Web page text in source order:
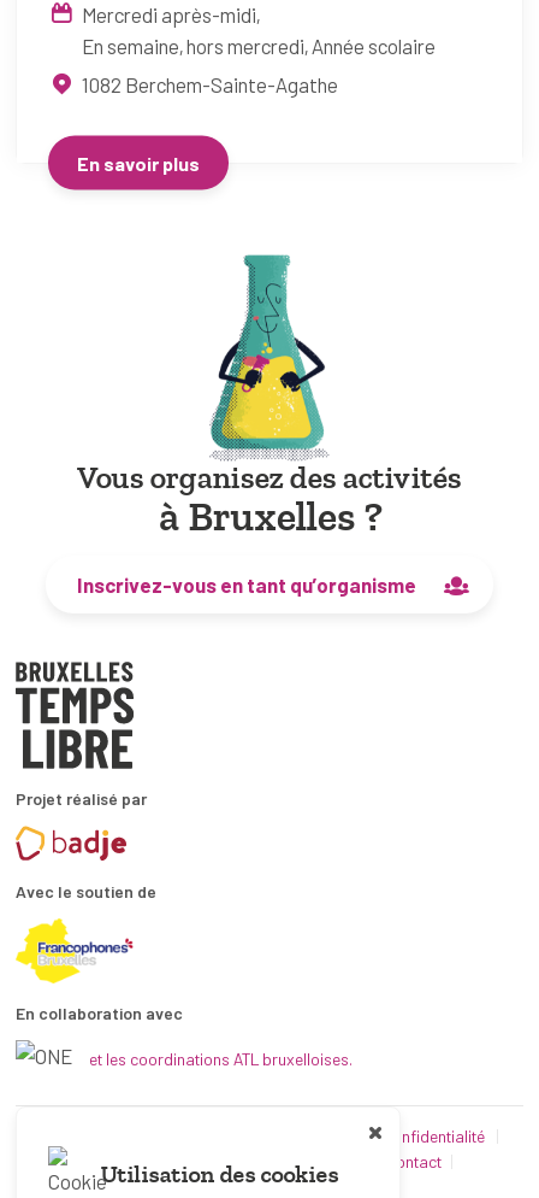
Mercredi après-midi
En semaine, hors mercredi Année scolaire
1082 Berchem-Sainte-Agathe
En savoir plus
Vous organisez des activités
à Bruxelles ?
Inscrivez-vous en tant qu’organisme
Projet réalisé par
Avec le soutien de
En collaboration avec
et les coordinations ATL bruxelloises.
Politique de confidentialité
Conditions d’utilisation
Utilisation des cookies
Contact
PartenairesUtilisation des cookies